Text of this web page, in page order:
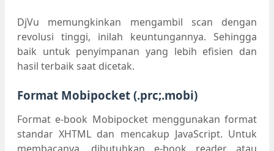
DjVu memungkinkan mengambil scan dengan
revolusi tinggi, inilah keuntungannya. Sehingga
baik untuk penyimpanan yang lebih efisien dan
hasil terbaik saat dicetak.
Format Mobipocket (.prc;.mobi)
Format e-book Mobipocket menggunakan format
standar XHTML dan mencakup JavaScript. Untuk
membacanya, dibutuhkan e-book reader atau